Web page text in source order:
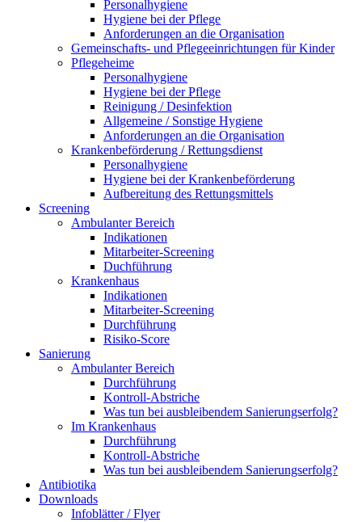
Personalhygiene
Hygiene bei der Pflege
Anforderungen an die Organisation
Gemeinschafts- und Pflegeeinrichtungen für Kinder
Pflegeheime
Personalhygiene
Hygiene bei der Pflege
Reinigung / Desinfektion
Allgemeine / Sonstige Hygiene
Anforderungen an die Organisation
Krankenbeförderung / Rettungsdienst
Personalhygiene
Hygiene bei der Krankenbeförderung
Aufbereitung des Rettungsmittels
Screening
Ambulanter Bereich
Indikationen
Mitarbeiter-Screening
Duchführung
Krankenhaus
Indikationen
Mitarbeiter-Screening
Durchführung
Risiko-Score
Sanierung
Ambulanter Bereich
Durchführung
Kontroll-Abstriche
Was tun bei ausbleibendem Sanierungserfolg?
Im Krankenhaus
Durchführung
Kontroll-Abstriche
Was tun bei ausbleibendem Sanierungserfolg?
Antibiotika
Downloads
Infoblätter / Flyer